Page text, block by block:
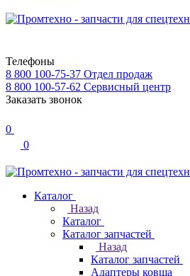
Телефоны
8 800 100-75-37 Отдел продаж
8 800 100-57-62 Сервисный центр
Заказать звонок
0
0
Каталог
Назад
Каталог
Каталог запчастей
Назад
Каталог запчастей
Адаптеры ковша